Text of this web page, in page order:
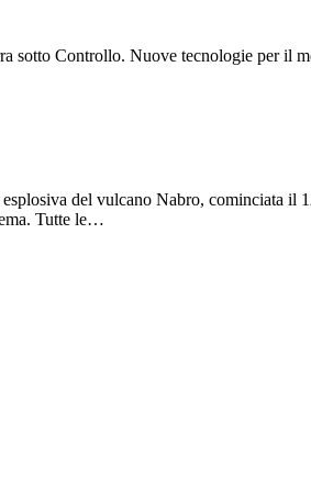
Controllo. Nuove tecnologie per il
del vulcano Nabro, cominciata il
Tutte le…